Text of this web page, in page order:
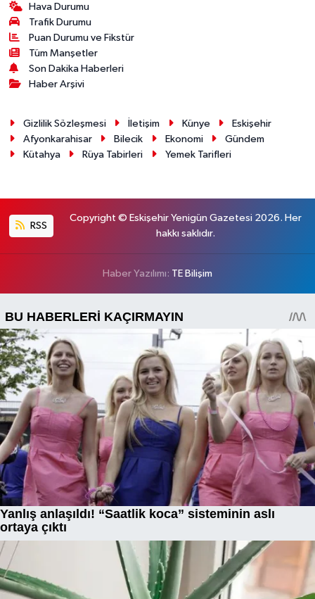
Hava Durumu
Trafik Durumu
Puan Durumu ve Fikstür
Tüm Manşetler
Son Dakika Haberleri
Haber Arşivi
Gizlilik Sözleşmesi İletişim Künye
Eskişehir
Afyonkarahisar
Bilecik Ekonomi
Gündem
Kütahya
Rüya Tabirleri Yemek Tarifleri
RSS
Copyright © Eskişehir Yenigün Gazetesi 2026. Her
hakkı saklıdır.
Haber Yazılımı: TE Bilişim